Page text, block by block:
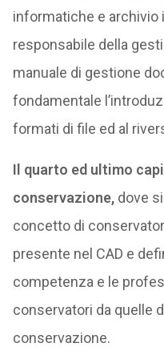
informatiche e archivio
responsabile della
manuale di gestione
fondamentale
formati di file ed al
Il quarto ed ultimo
conservazione,dove si
concetto di
presente nel CAD e
competenza e le
conservatori da quelle
conservazione.